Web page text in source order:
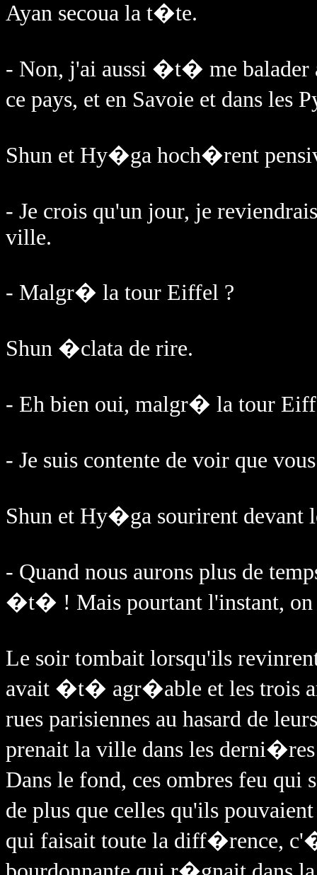
Ayan secoua la t�te.
- Non, j'ai aussi �t� me balader
ce pays, et en Savoie et dans les
Shun et Hy�ga hoch�rent
- Je crois qu'un jour, je
ville.
- Malgr� la tour Eiffel ?
Shun �clata de rire.
- Eh bien oui, malgr� la tour
- Je suis contente de voir que
Shun et Hy�ga sourirent devant
- Quand nous aurons plus de
�t� ! Mais pourtant l'instant, on
Le soir tombait lorsqu'ils
avait �t� agr�able et les trois
rues parisiennes au hasard de
prenait la ville dans les
Dans le fond, ces ombres feu
de plus que celles qu'ils
qui faisait toute la diff�rence,